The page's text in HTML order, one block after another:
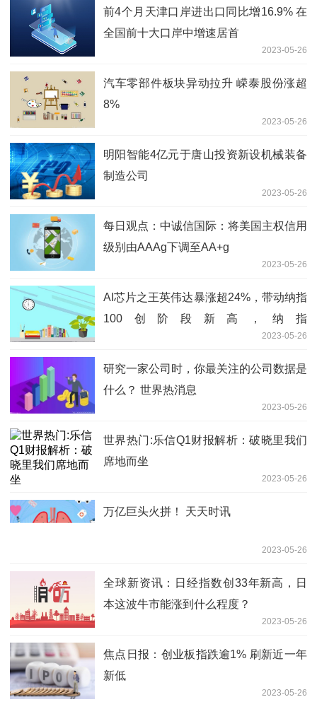
前4个月天津口岸进出口同比增16.9% 在
全国前十大口岸中增速居首
2023-05-26
汽车零部件板块异动拉升 嵘泰股份涨超
8%
2023-05-26
明阳智能4亿元于唐山投资新设机械装备
制造公司
2023-05-26
每日观点：中诚信国际：将美国主权信用
级别由AAAg下调至AA+g
2023-05-26
AI芯片之王英伟达暴涨超24%，带动纳指
100创阶段新高，纳指
100ETF（159660）开盘涨超1%，涨幅
高居同类第一！-当前焦点
2023-05-26
研究一家公司时，你最关注的公司数据是
什么？ 世界热消息
2023-05-26
世界热门:乐信Q1财报解析：破晓里我们
席地而坐
2023-05-26
万亿巨头火拼！ 天天时讯
2023-05-26
全球新资讯：日经指数创33年新高，日
本这波牛市能涨到什么程度？
2023-05-26
焦点日报：创业板指跌逾1% 刷新近一年
新低
2023-05-26